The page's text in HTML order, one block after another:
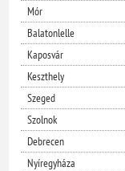
Mór
Balatonlelle
Kaposvár
Keszthely
Szeged
Szolnok
Debrecen
Nyíregyháza